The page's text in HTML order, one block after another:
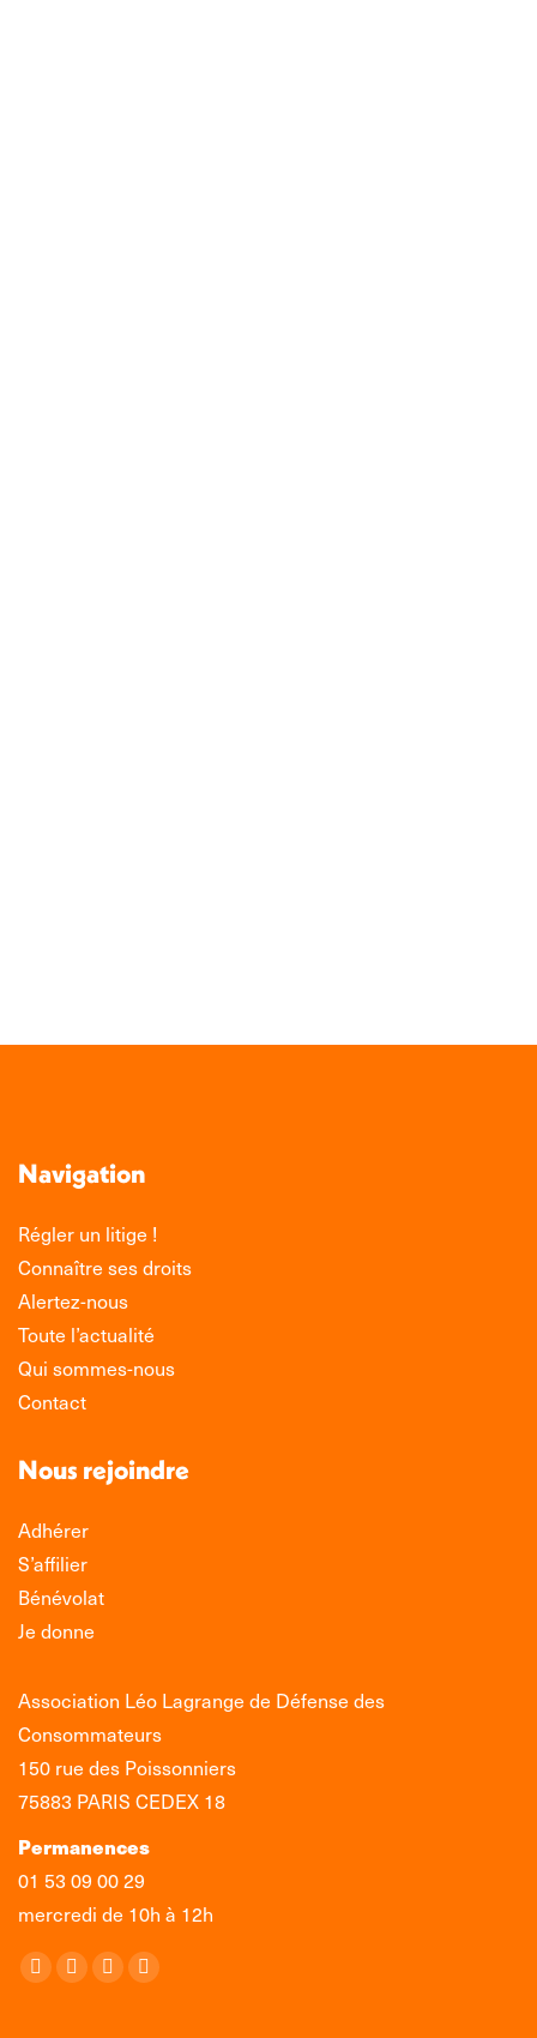
Navigation
Régler un litige !
Connaître ses droits
Alertez-nous
Toute l’actualité
Qui sommes-nous
Contact
Nous rejoindre
Adhérer
S’affilier
Bénévolat
Je donne
Association Léo Lagrange de Défense des
Consommateurs
150 rue des Poissonniers
75883 PARIS CEDEX 18
Permanences
01 53 09 00 29
mercredi de 10h à 12h
Retrouvez-nous sur :
La
La
La
La